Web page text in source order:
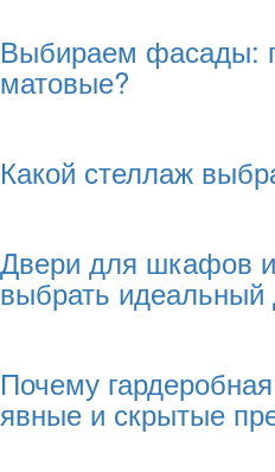
Выбираем фасады:
матовые?
Какой стеллаж
Двери для шкафов
выбрать идеальный
Почему
явные и скрытые